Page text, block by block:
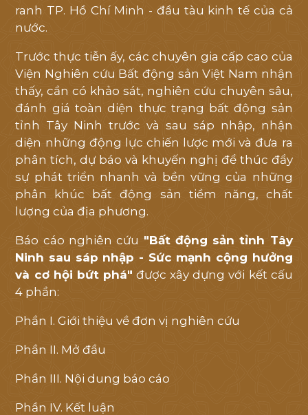
ranh TP. Hồ Chí Minh - đầu tàu kinh tế của cả
nước.
Trước thực tiễn ấy, các chuyên gia cấp cao của
Viện Nghiên cứu Bất động sản Việt Nam nhận
thấy, cần có khảo sát, nghiên cứu chuyên sâu,
đánh giá toàn diện thực trạng bất động sản
tỉnh Tây Ninh trước và sau sáp nhập, nhận
diện những động lực chiến lược mới và đưa ra
phân tích, dự báo và khuyến nghị để thúc đẩy
sự phát triển nhanh và bền vững của những
phân khúc bất động sản tiềm năng, chất
lượng của địa phương.
Báo cáo nghiên cứu "Bất động sản tỉnh Tây
Ninh sau sáp nhập - Sức mạnh cộng hưởng
và cơ hội bứt phá" được xây dựng với kết cấu
4 phần:
Phần I. Giới thiệu về đơn vị nghiên cứu
Phần II. Mở đầu
Phần III. Nội dung báo cáo
Phần IV. Kết luận